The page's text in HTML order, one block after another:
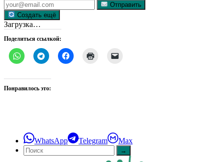
Отправить
Создать ещё
Загрузка…
Поделиться ссылкой:
Понравилось это:
WhatsApp Telegram Max